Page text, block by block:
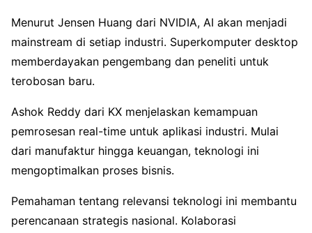
Menurut Jensen Huang dari NVIDIA, AI akan menjadi
mainstream di setiap industri. Superkomputer desktop
memberdayakan pengembang dan peneliti untuk
terobosan baru.
Ashok Reddy dari KX menjelaskan kemampuan
pemrosesan real-time untuk aplikasi industri. Mulai
dari manufaktur hingga keuangan, teknologi ini
mengoptimalkan proses bisnis.
Pemahaman tentang relevansi teknologi ini membantu
perencanaan strategis nasional. Kolaborasi